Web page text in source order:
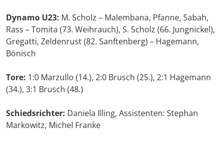
Dynamo U23: M. Scholz – Malembana, Pfanne, Sabah,
Rass – Tomita (73. Weihrauch), S. Scholz (66. Jungnickel),
Gregatti, Zeldenrust (82. Sanftenberg) – Hagemann,
Bönisch
Tore: 1:0 Marzullo (14.), 2:0 Brusch (25.), 2:1 Hagemann
(34.), 3:1 Brusch (48.)
Schiedsrichter: Daniela Illing, Assistenten: Stephan
Markowitz, Michel Franke